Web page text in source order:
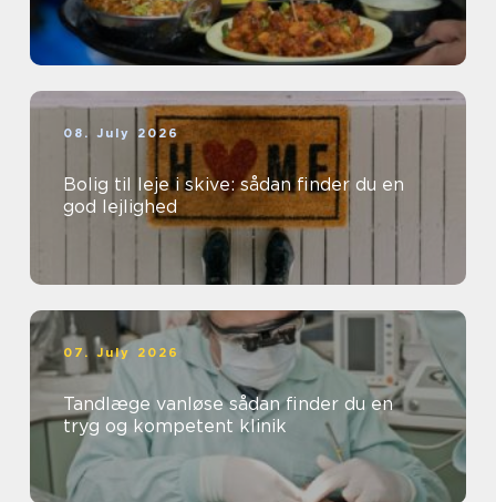
08. July 2026
Bolig til leje i skive: sådan finder du en
god lejlighed
07. July 2026
Tandlæge vanløse sådan finder du en
tryg og kompetent klinik